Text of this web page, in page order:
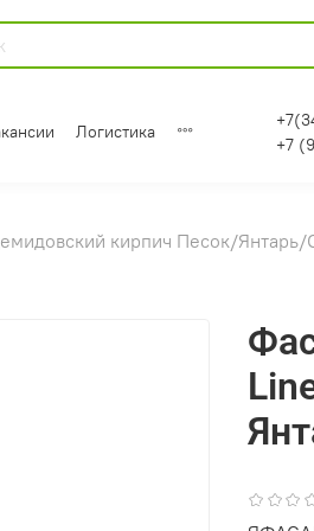
Логистика
+7
кирпич Песок/Янтарь/